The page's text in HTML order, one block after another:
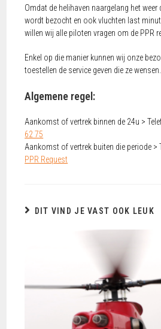
Omdat de helihaven naargelang het
wordt bezocht en ook vluchten last
willen wij alle piloten vragen om de PPR
Enkel op die manier kunnen wij onze
toestellen de service geven die ze wensen.
Algemene regel:
Aankomst of vertrek binnen de 24u >
62 75
Aankomst of vertrek buiten die periode >
PPR Request
DIT VIND JE VAST OOK LEUK